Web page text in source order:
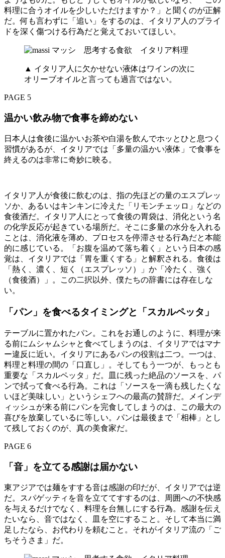
料理に合うオイルを少しいただけますか？」と聞くのが正解
だ。何も言わずに「追い」をするのは、イタリア人のプライ
ドを深く傷つける行為だと覚えておいてほしい。
▲ イタリア人に欠かせない液体はワインの次に
オリーブオイルと言っても過言ではない。
PAGE 5
温かい飲み物で食事を締めない
日本人は食後に温かいお茶や白湯を飲んでホッとひと息つく
習慣があるが、イタリアでは「多量の温かい液体」で食事を
終えるのは非常に奇妙に映る。
イタリア人が食後に飲むのは、指の先ほどの量のエスプレッ
ソか、あるいはキンキンに冷えた「リモンチェッロ」などの
食後酒だ。イタリア人にとって食後の胃袋は、消化という名
の化学反応が起きている場所だ。そこに多量の水分を入れる
ことは、消化液を薄め、プロセスを停滞させる行為だと本能
的に感じている。「お腹を温めて落ち着く」という日本の感
覚は、イタリアでは「胃を重くする」と解釈される。食後は
「熱く、濃く、短く（エスプレッソ）」か「冷たく、強く
（食後酒）」。この二択以外、僕たちの辞書には存在しな
い。
「パン」を食べるタイミングと「スカルペッタ」
テーブルに置かれたパン。これをお通しのように、料理が来
る前にムシャムシャと食べてしまうのは、イタリアではマナ
ー違反に近い。イタリアにあるパンの役割は二つ。一つは、
料理と料理の間の「口直し」。そしてもう一つが、もっとも
重要な「スカルペッタ」だ。皿に残った絶品のソースを、パ
ンで拭って食べる行為。これは「ソースを一滴も残したくな
いほど美味しい」というシェフへの最高の賛辞だ。メインデ
ィッシュが来る前にパンを完食してしまうのは、この最大の
喜びを放棄しているに等しい。パンは最後まで「相棒」とし
て残しておくのが、真の美食家だ。
PAGE 6
「音」を立てる感謝は届かない
東アジアでは麺をすする音は感謝の印だが、イタリアでは逆
だ。スパゲッティを音を立ててすするのは、周囲への不快感
を与えるだけでなく、料理を台無しにする行為。感謝を伝え
たいなら、音ではなく、皿を空にすること。そして本当に満
足したなら、お代わりを頼むこと。それがイタリア流の「ご
ちそうさま」だ。